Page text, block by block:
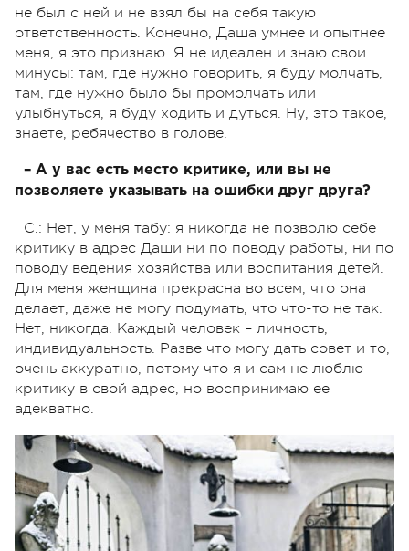
не был с ней и не взял бы на себя такую
ответственность. Конечно, Даша умнее и опытнее
меня, я это признаю. Я не идеален и знаю свои
минусы: там, где нужно говорить, я буду молчать,
там, где нужно было бы промолчать или
улыбнуться, я буду ходить и дуться. Ну, это такое,
знаете, ребячество в голове.
– А у вас есть место критике, или вы не
позволяете указывать на ошибки друг друга?
С.: Нет, у меня табу: я никогда не позволю себе
критику в адрес Даши ни по поводу работы, ни по
поводу ведения хозяйства или воспитания детей.
Для меня женщина прекрасна во всем, что она
делает, даже не могу подумать, что что-то не так.
Нет, никогда. Каждый человек – личность,
индивидуальность. Разве что могу дать совет и то,
очень аккуратно, потому что я и сам не люблю
критику в свой адрес, но воспринимаю ее
адекватно.